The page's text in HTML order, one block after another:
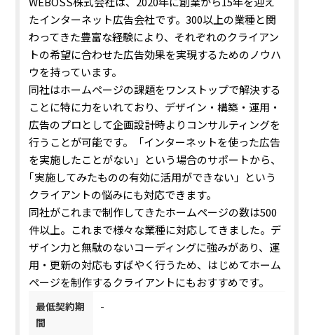
たインターネット広告会社です。300以上の業種と関
わってきた豊富な経験により、それぞれのクライアン
トの希望に合わせた広告効果を実現するためのノウハ
ウを持っています。
同社はホームページの課題をワンストップで解決する
ことに特に力をいれており、デザイン・構築・運用・
広告のプロとして企画設計時よりコンサルティングを
行うことが可能です。「インターネットを使った広告
を実施したことがない」という場合のサポートから、
｢実施してみたものの有効に活用ができない」という
クライアントの悩みにも対応できます。
同社がこれまで制作してきたホームページの数は500
件以上。これまで様々な業種に対応してきました。デ
ザイン力と無駄のないコーディングに強みがあり、運
用・更新の対応もすばやく行うため、はじめてホーム
ページを制作するクライアントにもおすすめです。
最低契約期
間
-